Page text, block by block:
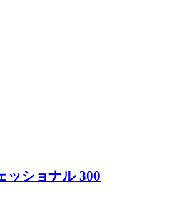
ッショナル 300